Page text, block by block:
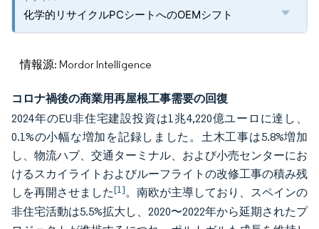
化学的リサイクルPCシートへのOEMシフト
情報源: Mordor Intelligence
コロナ禍後の商業用再屋根工事需要の回復
2024年のEU非住宅建設投資は1兆4,220億ユーロに達し、
0.1%の小幅な増加を記録しました。土木工事は5.8%増加
し、物流ハブ、交通ターミナル、および小売センターにお
けるスカイライトおよびルーフライトの改修工事の積み残
しを再開させました[1]。南欧が主導しており、スペインの
非住宅活動は5.5%拡大し、2020〜2022年から延期されたプ